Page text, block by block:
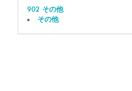
902 その他
その他